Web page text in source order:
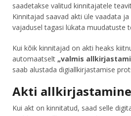
saadetakse valitud kinnitajatele
Kinnitajad saavad akti üle vaadata
vajadusel tagasi lükata muudatuste
Kui kõik kinnitajad on akti heaks
automaatselt „valmis
saab alustada digiallkirjastamise
Akti allkirjastamine
Kui akt on kinnitatud, saad selle